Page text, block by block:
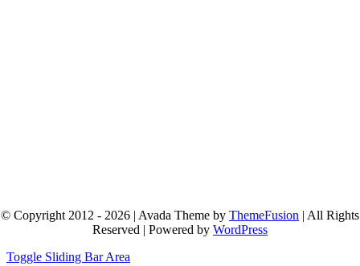
© Copyright 2012 - 2026 | Avada Theme by ThemeFusion | All Rights
Reserved | Powered by WordPress
Toggle Sliding Bar Area